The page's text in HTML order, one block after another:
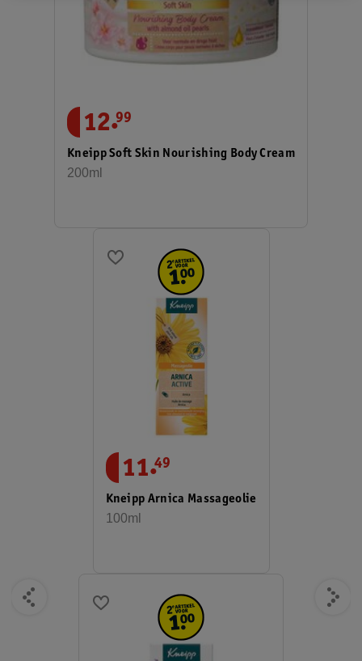
12.99
Kneipp Soft Skin Nourishing Body Cream
200ml
11.49
Kneipp Arnica Massageolie
100ml